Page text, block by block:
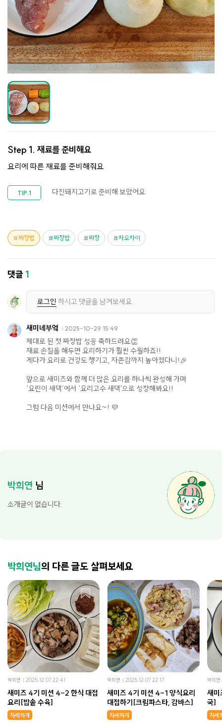
Step 1. 재료를 준비해요
요리에 따른 재료를 준비해줘요
다진돼지고기로 준비해 보았어요
짜장밥 짜장밥 짜장 차오차이
댓글1
로그인 하시고 댓글을 남겨보세요.
새미네부엌 2025-10-29 15:49
제대로 된 첫 짜장밥 성공 축하드려요👏
재료 손질을 해두면 요리하기가 훨씬 수월하죠!!
게다가 요리로 건강도 챙기고, 자존감까지 높아졌다니!🎉
앞으로 새미즈와 함께 더 많은 요리를 하나씩 완성해 가며
‘요린이 새댁’에서 ‘요리고수 새댁'으로 성장해봐요!!
그럼 다음 미션에서 만나요~! 💜
박희연 님
소개글이 없습니다.
박희연님의 다른 글도 살펴보세요
박희연 2025.12.07 22:41
새미즈 4기 미션 4-2 한식 대접
요리[밥솥 수육]
자세하게
박희연 2025.12.07 22:17
새미즈 4기 미션 4-1 양식요리
대접하기[크림파스타, 감바스]
자세하게
박희연
새
국]
자세